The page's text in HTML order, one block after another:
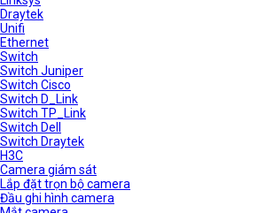
Draytek
Unifi
Ethernet
Switch
Switch Juniper
Switch Cisco
Switch D_Link
Switch TP_Link
Switch Dell
Switch Draytek
H3C
Camera giám sát
Lắp đặt trọn bộ camera
Đầu ghi hình camera